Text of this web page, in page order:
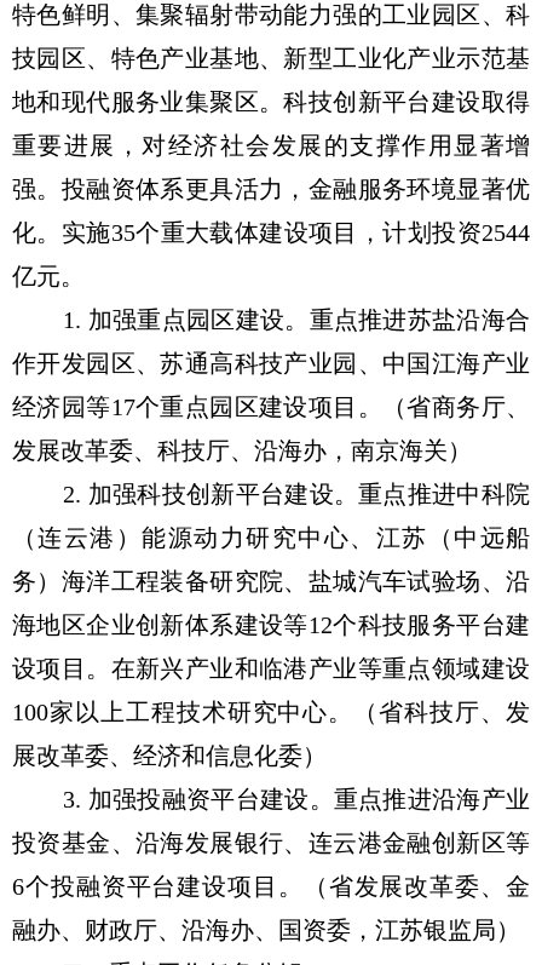
特色鲜明、集聚辐射带动能力强的工业园区、科
技园区、特色产业基地、新型工业化产业示范基
地和现代服务业集聚区。科技创新平台建设取得
重要进展，对经济社会发展的支撑作用显著增
强。投融资体系更具活力，金融服务环境显著优
化。实施35个重大载体建设项目，计划投资2544
亿元。
1. 加强重点园区建设。重点推进苏盐沿海合
作开发园区、苏通高科技产业园、中国江海产业
经济园等17个重点园区建设项目。（省商务厅、
发展改革委、科技厅、沿海办，南京海关）
2. 加强科技创新平台建设。重点推进中科院
（连云港）能源动力研究中心、江苏（中远船
务）海洋工程装备研究院、盐城汽车试验场、沿
海地区企业创新体系建设等12个科技服务平台建
设项目。在新兴产业和临港产业等重点领域建设
100家以上工程技术研究中心。（省科技厅、发
展改革委、经济和信息化委）
3. 加强投融资平台建设。重点推进沿海产业
投资基金、沿海发展银行、连云港金融创新区等
6个投融资平台建设项目。（省发展改革委、金
融办、财政厅、沿海办、国资委，江苏银监局）